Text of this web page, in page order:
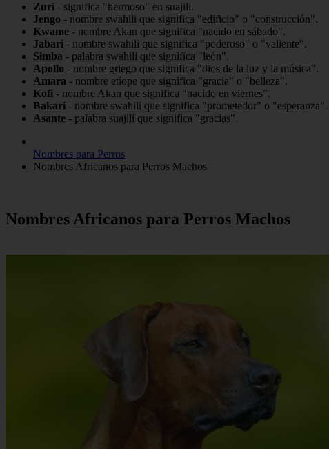
Zuri - significa "hermoso" en suajili.
Jengo - nombre swahili que significa "edificio" o "construcción".
Kwame - nombre Akan que significa "nacido en sábado".
Jabari - nombre swahili que significa "poderoso" o "valiente".
Simba - palabra swahili que significa "león".
Apollo - nombre griego que significa "dios de la luz y la música".
Amara - nombre etíope que significa "gracia" o "belleza".
Kofi - nombre Akan que significa "nacido en viernes".
Bakari - nombre swahili que significa "prometedor" o "esperanza".
Asante - palabra suajili que significa "gracias".
Nombres para Perros
Nombres Africanos para Perros Machos
Nombres Africanos para Perros Machos